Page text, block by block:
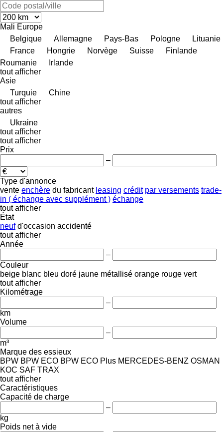
Mali Europe
Belgique
Allemagne Pays-Bas Pologne
Lituanie
France
Hongrie Norvège Suisse
Finlande
Roumanie
Irlande
tout afficher
Asie
Turquie
Chine
tout afficher
autres
Ukraine
tout afficher
tout afficher
Prix
–
Type d'annonce
vente enchère du fabricant leasing crédit par versements trade-
in ( échange avec supplément ) échange
tout afficher
État
neuf d'occasion accidenté
tout afficher
Année
–
Couleur
beige blanc bleu doré jaune métallisé orange rouge vert
tout afficher
Kilométrage
–
km
Volume
–
m³
Marque des essieux
BPW BPW ECO BPW ECO Plus MERCEDES-BENZ OSMAN
KOC SAF TRAX
tout afficher
Caractéristiques
Capacité de charge
–
kg
Poids net à vide